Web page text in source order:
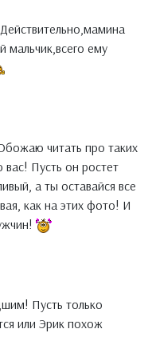
мальчик,всего ему
читать про таких
Пусть он ростет
а ты оставайся все
как на этих фото! И
Пусть только
или Эрик похож